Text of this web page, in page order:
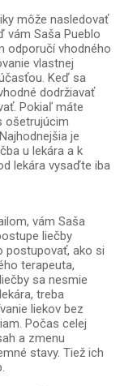
môže nasledovať
vám Saša Pueblo
odporučí vhodného
vlastnej
Keď sa
dodržiavať
Pokiaľ máte
ošetrujúcim
je
u lekára a k
lekára vysaďte iba
vám Saša
liečby
postupovať, ako si
terapeuta,
sa nesmie
treba
liekov bez
Počas celej
a zmenu
stavy. Tiež ich